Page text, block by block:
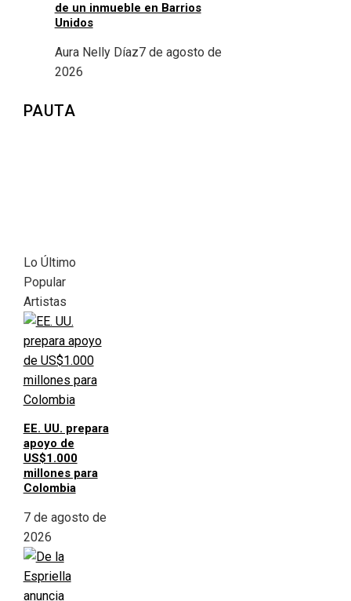
de un inmueble en Barrios
Unidos
Aura Nelly Díaz7 de agosto de
2026
PAUTA
Lo Último
Popular
Artistas
EE. UU. prepara
apoyo de
US$1.000
millones para
Colombia
7 de agosto de
2026